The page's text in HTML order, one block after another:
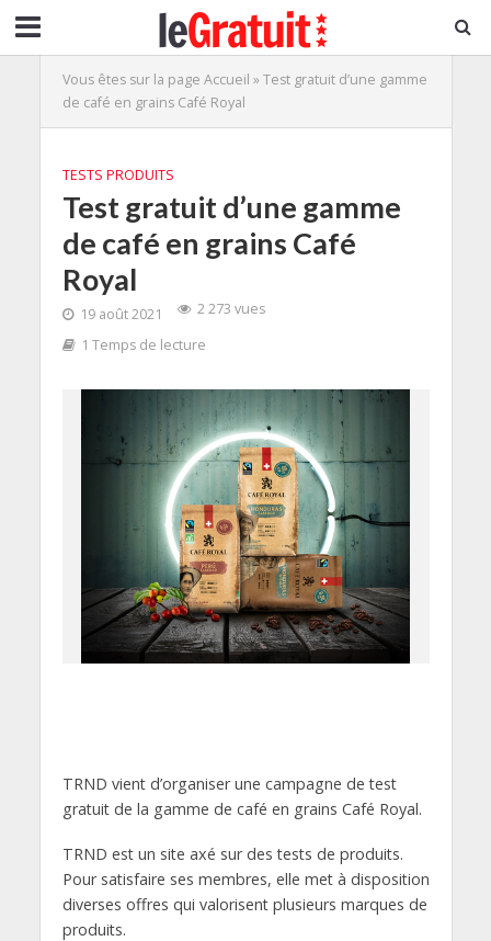
Vous êtes sur la page Accueil »Test gratuit d’une gamme
de café en grains Café Royal
TESTS PRODUITS
Test gratuit d’une gamme
de café en grains Café
Royal
19 août 2021
2 273 vues
1 Temps de lecture
TRND vient d’organiser une campagne de test
gratuit de la gamme de café en grains Café Royal.
TRND est un site axé sur des tests de produits.
Pour satisfaire ses membres, elle met à disposition
diverses offres qui valorisent plusieurs marques de
produits.